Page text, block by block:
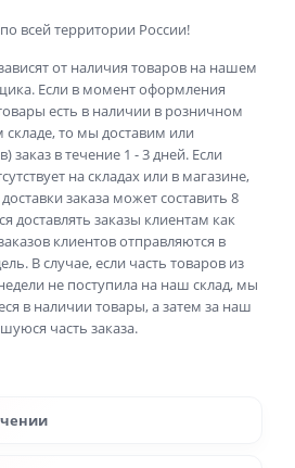
всей территории России!
от наличия товаров на нашем
Если в момент оформления
есть в наличии в розничном
то мы доставим или
заказ в течение 1 - 3 дней. Если
на складах или в магазине,
заказа может составить 8
доставлять заказы клиентам как
клиентов отправляются в
В случае, если часть товаров из
не поступила на наш склад, мы
в наличии товары, а затем за наш
часть заказа.